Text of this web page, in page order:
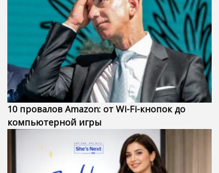
10 провалов Amazon: от Wi-Fi-кнопок до
компьютерной игры